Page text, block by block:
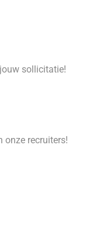
sollicitatie!
onze recruiters!